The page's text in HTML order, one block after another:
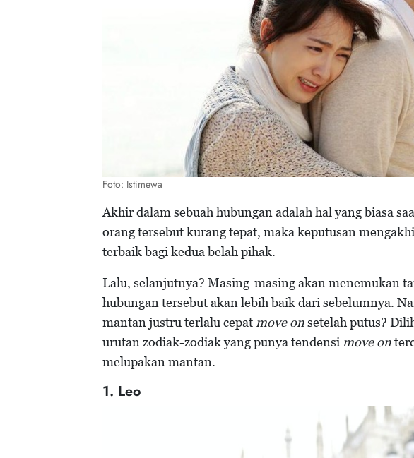
Foto: Istimewa
Akhir dalam sebuah hubungan adalah hal yang biasa
orang tersebut kurang tepat, maka keputusan
terbaik bagi kedua belah pihak.
Lalu, selanjutnya? Masing-masing akan menemukan
hubungan tersebut akan lebih baik dari sebelumnya.
mantan justru terlalu cepatmove onsetelah putus?
urutan zodiak-zodiak yang punya tendensimove on
melupakan mantan.
1. Leo